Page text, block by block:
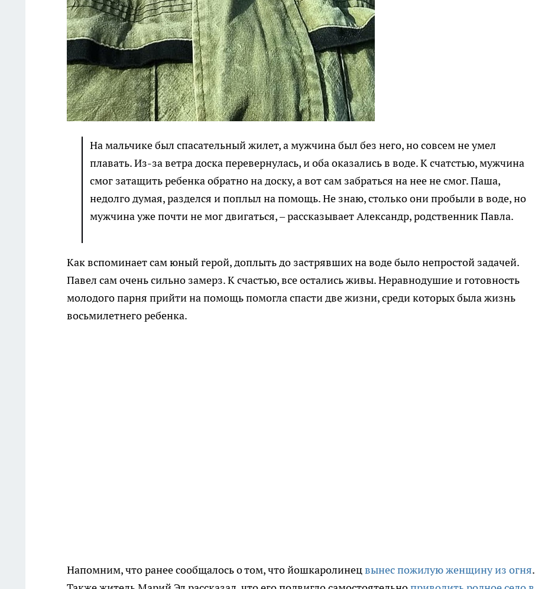
На мальчике был спасательный жилет, а мужчина был без него, но совсем не умел
плавать. Из-за ветра доска перевернулась, и оба оказались в воде. К счатстью, мужчина
смог затащить ребенка обратно на доску, а вот сам забраться на нее не смог. Паша,
недолго думая, разделся и поплыл на помощь. Не знаю, столько они пробыли в воде, но
мужчина уже почти не мог двигаться, – рассказывает Александр, родственник Павла.
Как вспоминает сам юный герой, доплыть до застрявших на воде было непростой задачей.
Павел сам очень сильно замерз. К счастью, все остались живы. Неравнодушие и готовность
молодого парня прийти на помощь помогла спасти две жизни, среди которых была жизнь
восьмилетнего ребенка.
Напомним, что ранее сообщалось о том, что йошкаролинецвынес пожилую женщину из огня.